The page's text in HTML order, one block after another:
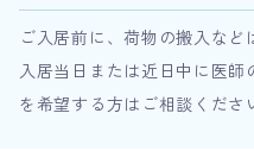
ご入居前に、荷物の搬入など
入居当日または近日中に医
を希望する方はご相談くださ